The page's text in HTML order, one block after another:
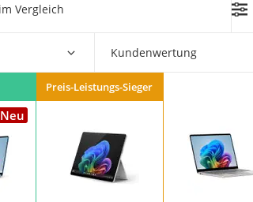
im Vergleich
Kundenwertung
Neu
Preis-Leistungs-Sieger